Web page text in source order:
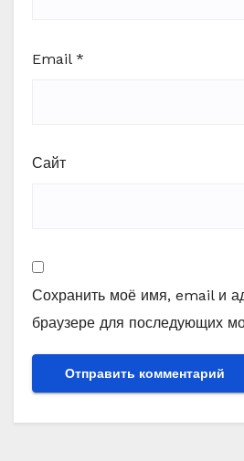
Email *
Сайт
Сохранить моё имя, email и
браузере для последующих